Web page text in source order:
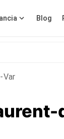
Blog
Var